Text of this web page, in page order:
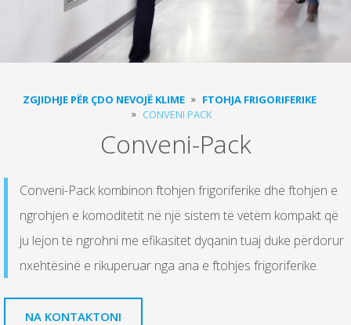
ZGJIDHJE PËR ÇDO NEVOJË KLIME
FTOHJA FRIGORIFERIKE
CONVENI PACK
Conveni-Pack
Conveni-Pack kombinon ftohjen frigoriferike dhe ftohjen e
ngrohjen e komoditetit në një sistem të vetëm kompakt që
ju lejon të ngrohni me efikasitet dyqanin tuaj duke përdorur
nxehtësinë e rikuperuar nga ana e ftohjes frigoriferike.
NA KONTAKTONI